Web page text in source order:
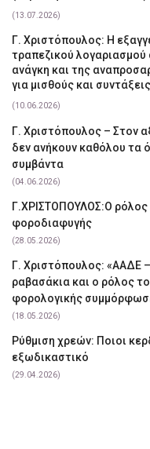
(13.07.2026)
Γ. Χριστόπουλος: Η
τραπεζικού
ανάγκη και της
για μισθούς και συντάξεις
(10.06.2026)
Γ. Χριστόπουλος – Στον
δεν ανήκουν καθόλου τα
συμβάντα
(04.06.2026)
Γ.ΧΡΙΣΤΟΠΟΥΛΟΣ:Ο ρόλος
φοροδιαφυγής
(28.05.2026)
Γ. Χριστόπουλος: «ΑΑΔΕ
ραβασάκια και ο ρόλος
φορολογικής
(18.05.2026)
Ρύθμιση χρεών: Ποιοι
εξωδικαστικό
(29.04.2026)